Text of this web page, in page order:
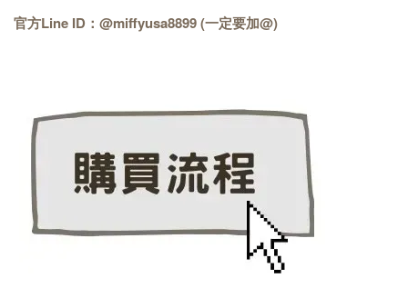
官方Line ID：@miffyusa8899 (一定要加@)